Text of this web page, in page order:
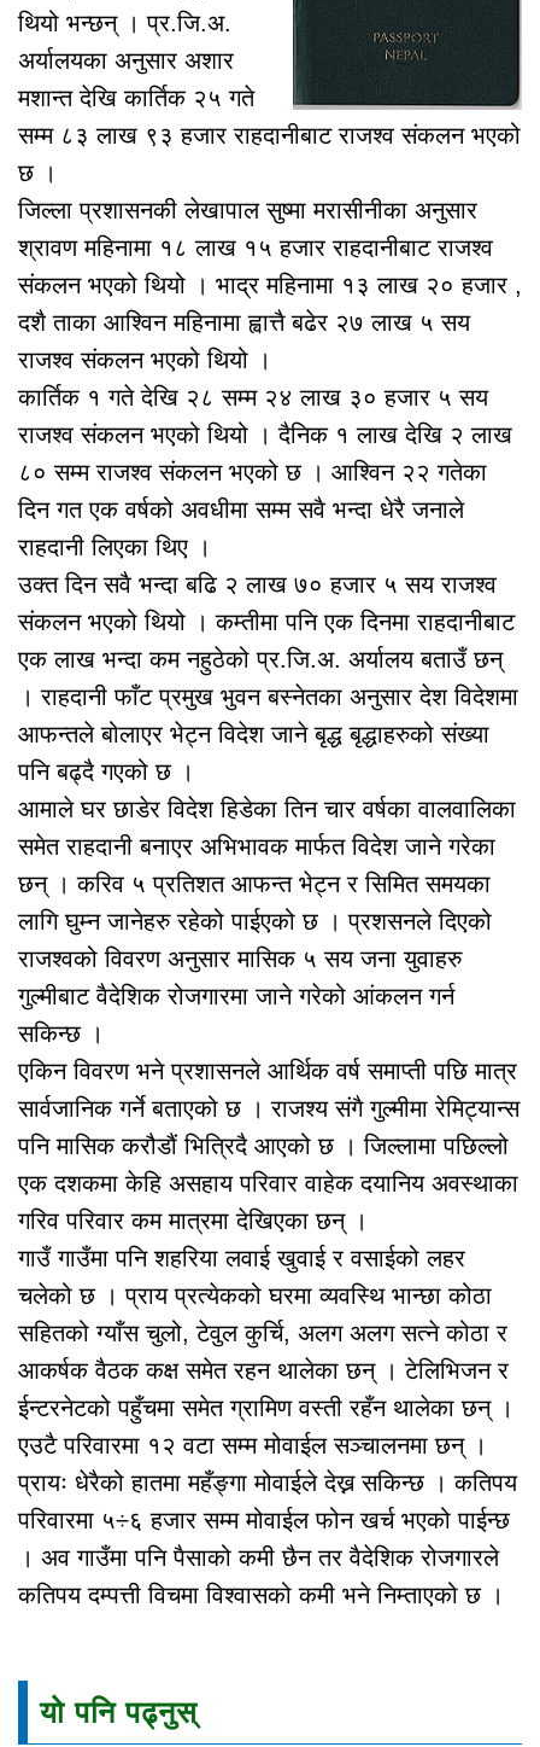
थियो भन्छन् । प्र.जि.अ.
अर्यालयका अनुसार अशार
मशान्त देखि कार्तिक २५ गते
सम्म ८३ लाख ९३ हजार राहदानीबाट राजश्व संकलन भएको
छ ।
जिल्ला प्रशासनकी लेखापाल सुष्मा मरासीनीका अनुसार
श्रावण महिनामा १८ लाख १५ हजार राहदानीबाट राजश्व
संकलन भएको थियो । भाद्र महिनामा १३ लाख २० हजार ,
दशै ताका आश्विन महिनामा ह्वात्तै बढेर २७ लाख ५ सय
राजश्व संकलन भएको थियो ।
कार्तिक १ गते देखि २८ सम्म २४ लाख ३० हजार ५ सय
राजश्व संकलन भएको थियो । दैनिक १ लाख देखि २ लाख
८० सम्म राजश्व संकलन भएको छ । आश्विन २२ गतेका
दिन गत एक वर्षको अवधीमा सम्म सवै भन्दा धेरै जनाले
राहदानी लिएका थिए ।
उक्त दिन सवै भन्दा बढि २ लाख ७० हजार ५ सय राजश्व
संकलन भएको थियो । कम्तीमा पनि एक दिनमा राहदानीबाट
एक लाख भन्दा कम नहुठेको प्र.जि.अ. अर्यालय बताउँ छन्
। राहदानी फाँट प्रमुख भुवन बस्नेतका अनुसार देश विदेशमा
आफन्तले बोलाएर भेट्न विदेश जाने बृद्ध बृद्धाहरुको संख्या
पनि बढ्दै गएको छ ।
आमाले घर छाडेर विदेश हिडेका तिन चार वर्षका वालवालिका
समेत राहदानी बनाएर अभिभावक मार्फत विदेश जाने गरेका
छन् । करिव ५ प्रतिशत आफन्त भेट्न र सिमित समयका
लागि घुम्न जानेहरु रहेको पाईएको छ । प्रशसनले दिएको
राजश्वको विवरण अनुसार मासिक ५ सय जना युवाहरु
गुल्मीबाट वैदेशिक रोजगारमा जाने गरेको आंकलन गर्न
सकिन्छ ।
एकिन विवरण भने प्रशासनले आर्थिक वर्ष समाप्ती पछि मात्र
सार्वजानिक गर्ने बताएको छ । राजश्य संगै गुल्मीमा रेमिट्यान्स
पनि मासिक करौडौं भित्रिदै आएको छ । जिल्लामा पछिल्लो
एक दशकमा केहि असहाय परिवार वाहेक दयानिय अवस्थाका
गरिव परिवार कम मात्रमा देखिएका छन् ।
गाउँ गाउँमा पनि शहरिया लवाई खुवाई र वसाईको लहर
चलेको छ । प्राय प्रत्येकको घरमा व्यवस्थि भान्छा कोठा
सहितको ग्याँस चुलो, टेवुल कुर्चि, अलग अलग सत्ने कोठा र
आकर्षक वैठक कक्ष समेत रहन थालेका छन् । टेलिभिजन र
ईन्टरनेटको पहुँचमा समेत ग्रामिण वस्ती रहँन थालेका छन् ।
एउटै परिवारमा १२ वटा सम्म मोवाईल सञ्चालनमा छन् ।
प्रायः धेरैको हातमा महँङ्गा मोवाईले देख्न सकिन्छ । कतिपय
परिवारमा ५÷६ हजार सम्म मोवाईल फोन खर्च भएको पाईन्छ
। अव गाउँमा पनि पैसाको कमी छैन तर वैदेशिक रोजगारले
कतिपय दम्पत्ती विचमा विश्वासको कमी भने निम्ताएको छ ।
यो पनि पढ्नुस्